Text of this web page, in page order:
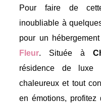
Pour faire de
inoubliable à
pour un
Fleur. Située à
résidence de luxe
chaleureux et tout
en émotions, profitez